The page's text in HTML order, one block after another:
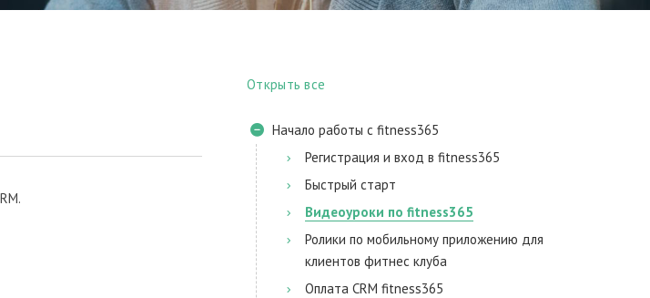
Открыть все
Начало работы с fitness365
Регистрация и вход в fitness365
Быстрый старт
Видеоуроки по fitness365
Ролики по мобильному приложению для
клиентов фитнес клуба
Оплата CRM fitness365